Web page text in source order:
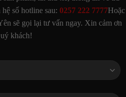
số hotline sau: 0257 222 7777Hoặc
sẽ gọi lại tư vấn ngay. Xin cảm ơn
khách!